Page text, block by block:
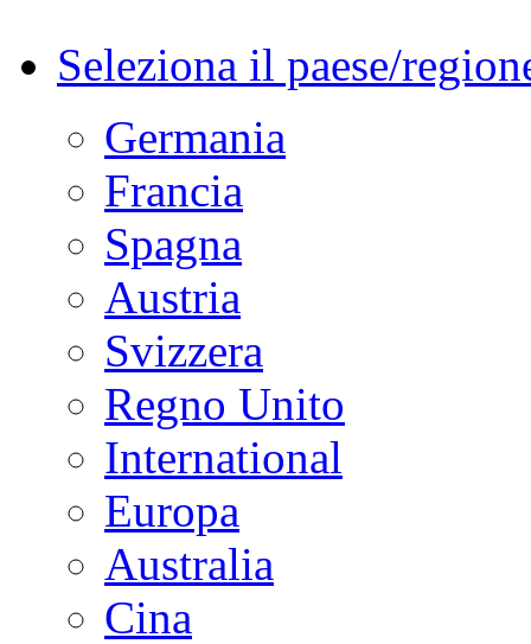
Seleziona il paese/
Germania
Francia
Spagna
Austria
Svizzera
Regno Unito
International
Europa
Australia
Cina